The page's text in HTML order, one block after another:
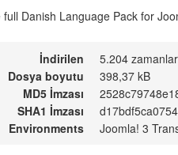
full Danish Language Pack for
İndirilen
5.204 zamanlar
Dosya boyutu
398,37 kB
MD5 İmzası
SHA1 İmzası
Environments
Joomla! 3